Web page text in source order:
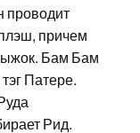
проводит
причем
Бам Бам
Патере.
Рид.